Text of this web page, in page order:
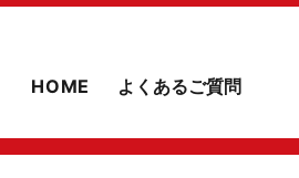
HOME よくあるご質問